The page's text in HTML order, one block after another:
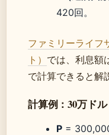
420回。
ファミリーライフ
ト） では、利息額
で計算できると解
計算例：30万ド
P =